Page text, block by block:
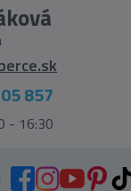
857
- 16:30